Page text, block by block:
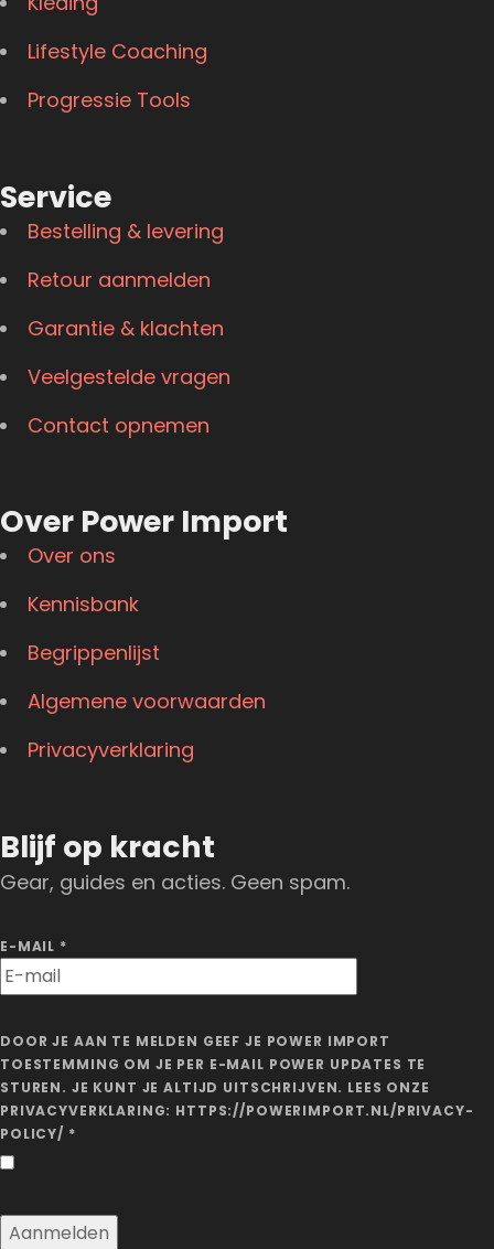
Lifestyle Coaching
Progressie Tools
Service
Bestelling & levering
Retour aanmelden
Garantie & klachten
Veelgestelde vragen
Contact opnemen
Over Power Import
Over ons
Kennisbank
Begrippenlijst
Algemene voorwaarden
Privacyverklaring
Blijf op kracht
Gear, guides en acties. Geen spam.
E-MAIL *
DOOR JE AAN TE MELDEN GEEF JE POWER IMPORT
TOESTEMMING OM JE PER E-MAIL POWER UPDATES TE
STUREN. JE KUNT JE ALTIJD UITSCHRIJVEN. LEES ONZE
PRIVACYVERKLARING: HTTPS://POWERIMPORT.NL/PRIVACY-
POLICY/ *